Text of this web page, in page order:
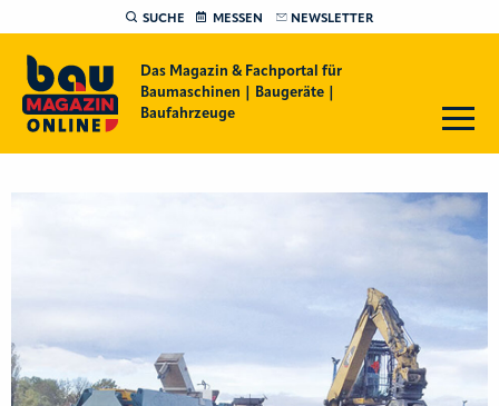
SUCHE MESSEN NEWSLETTER
Das Magazin & Fachportal für
Baumaschinen | Baugeräte |
Baufahrzeuge